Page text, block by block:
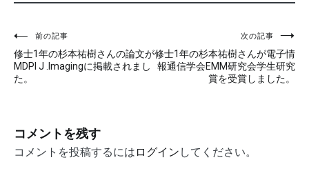
投
稿
ナ
ゲ
ー
前の記事
修士1年の杉本祐樹さんの論文が
MDPI J .Imagingに掲載されまし
た。
次の記事
修士1年の杉本祐樹さんが電子情
報通信学会EMM研究会学生研究
賞を受賞しました。
コメントを残す
コメントを投稿するには ログイン してください。